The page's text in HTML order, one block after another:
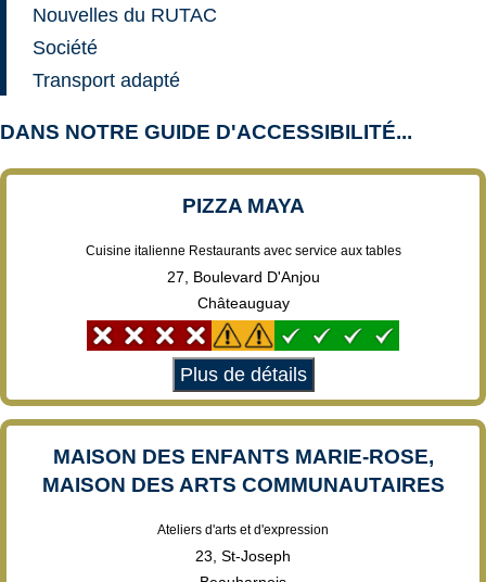
Nouvelles du RUTAC
Société
Transport adapté
DANS NOTRE GUIDE D'ACCESSIBILITÉ...
PIZZA MAYA
Cuisine italienne Restaurants avec service aux tables
27, Boulevard D'Anjou
Châteauguay
Plus de détails
MAISON DES ENFANTS MARIE-ROSE,
MAISON DES ARTS COMMUNAUTAIRES
Ateliers d'arts et d'expression
23, St-Joseph